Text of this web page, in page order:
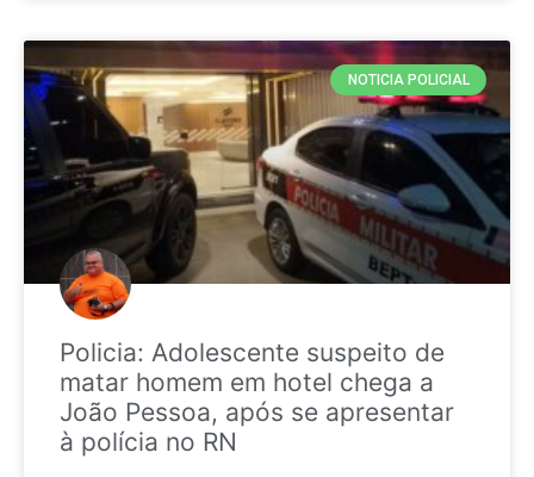
NOTICIA POLICIAL
Policia: Adolescente suspeito de
matar homem em hotel chega a
João Pessoa, após se apresentar
à polícia no RN